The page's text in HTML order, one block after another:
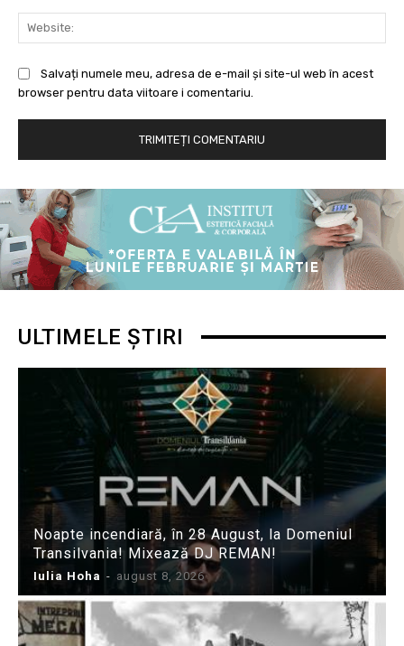
Salvați numele meu, adresa de e-mail și site-ul web în acest
browser pentru data viitoare i comentariu.
ULTIMELE ȘTIRI
Noapte incendiară, în 28 August, la Domeniul
Transilvania! Mixează DJ REMAN!
Iulia Hoha - august 8, 2026